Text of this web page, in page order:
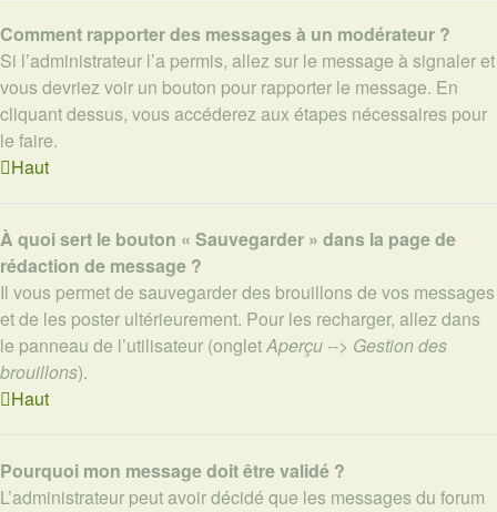
Comment rapporter des messages à un modérateur ?
Si l’administrateur l’a permis, allez sur le message à signaler et
vous devriez voir un bouton pour rapporter le message. En
cliquant dessus, vous accéderez aux étapes nécessaires pour
le faire.
Haut
À quoi sert le bouton « Sauvegarder » dans la page de
rédaction de message ?
Il vous permet de sauvegarder des brouillons de vos messages
et de les poster ultérieurement. Pour les recharger, allez dans
le panneau de l’utilisateur (ongletAperçu --> Gestion des
brouillons).
Haut
Pourquoi mon message doit être validé ?
L’administrateur peut avoir décidé que les messages du forum